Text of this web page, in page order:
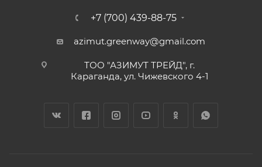
+7 (700) 439-88-75
azimut.greenway@gmail.com
ТОО "АЗИМУТ ТРЕЙД", г.
Караганда, ул. Чижевского 4-1